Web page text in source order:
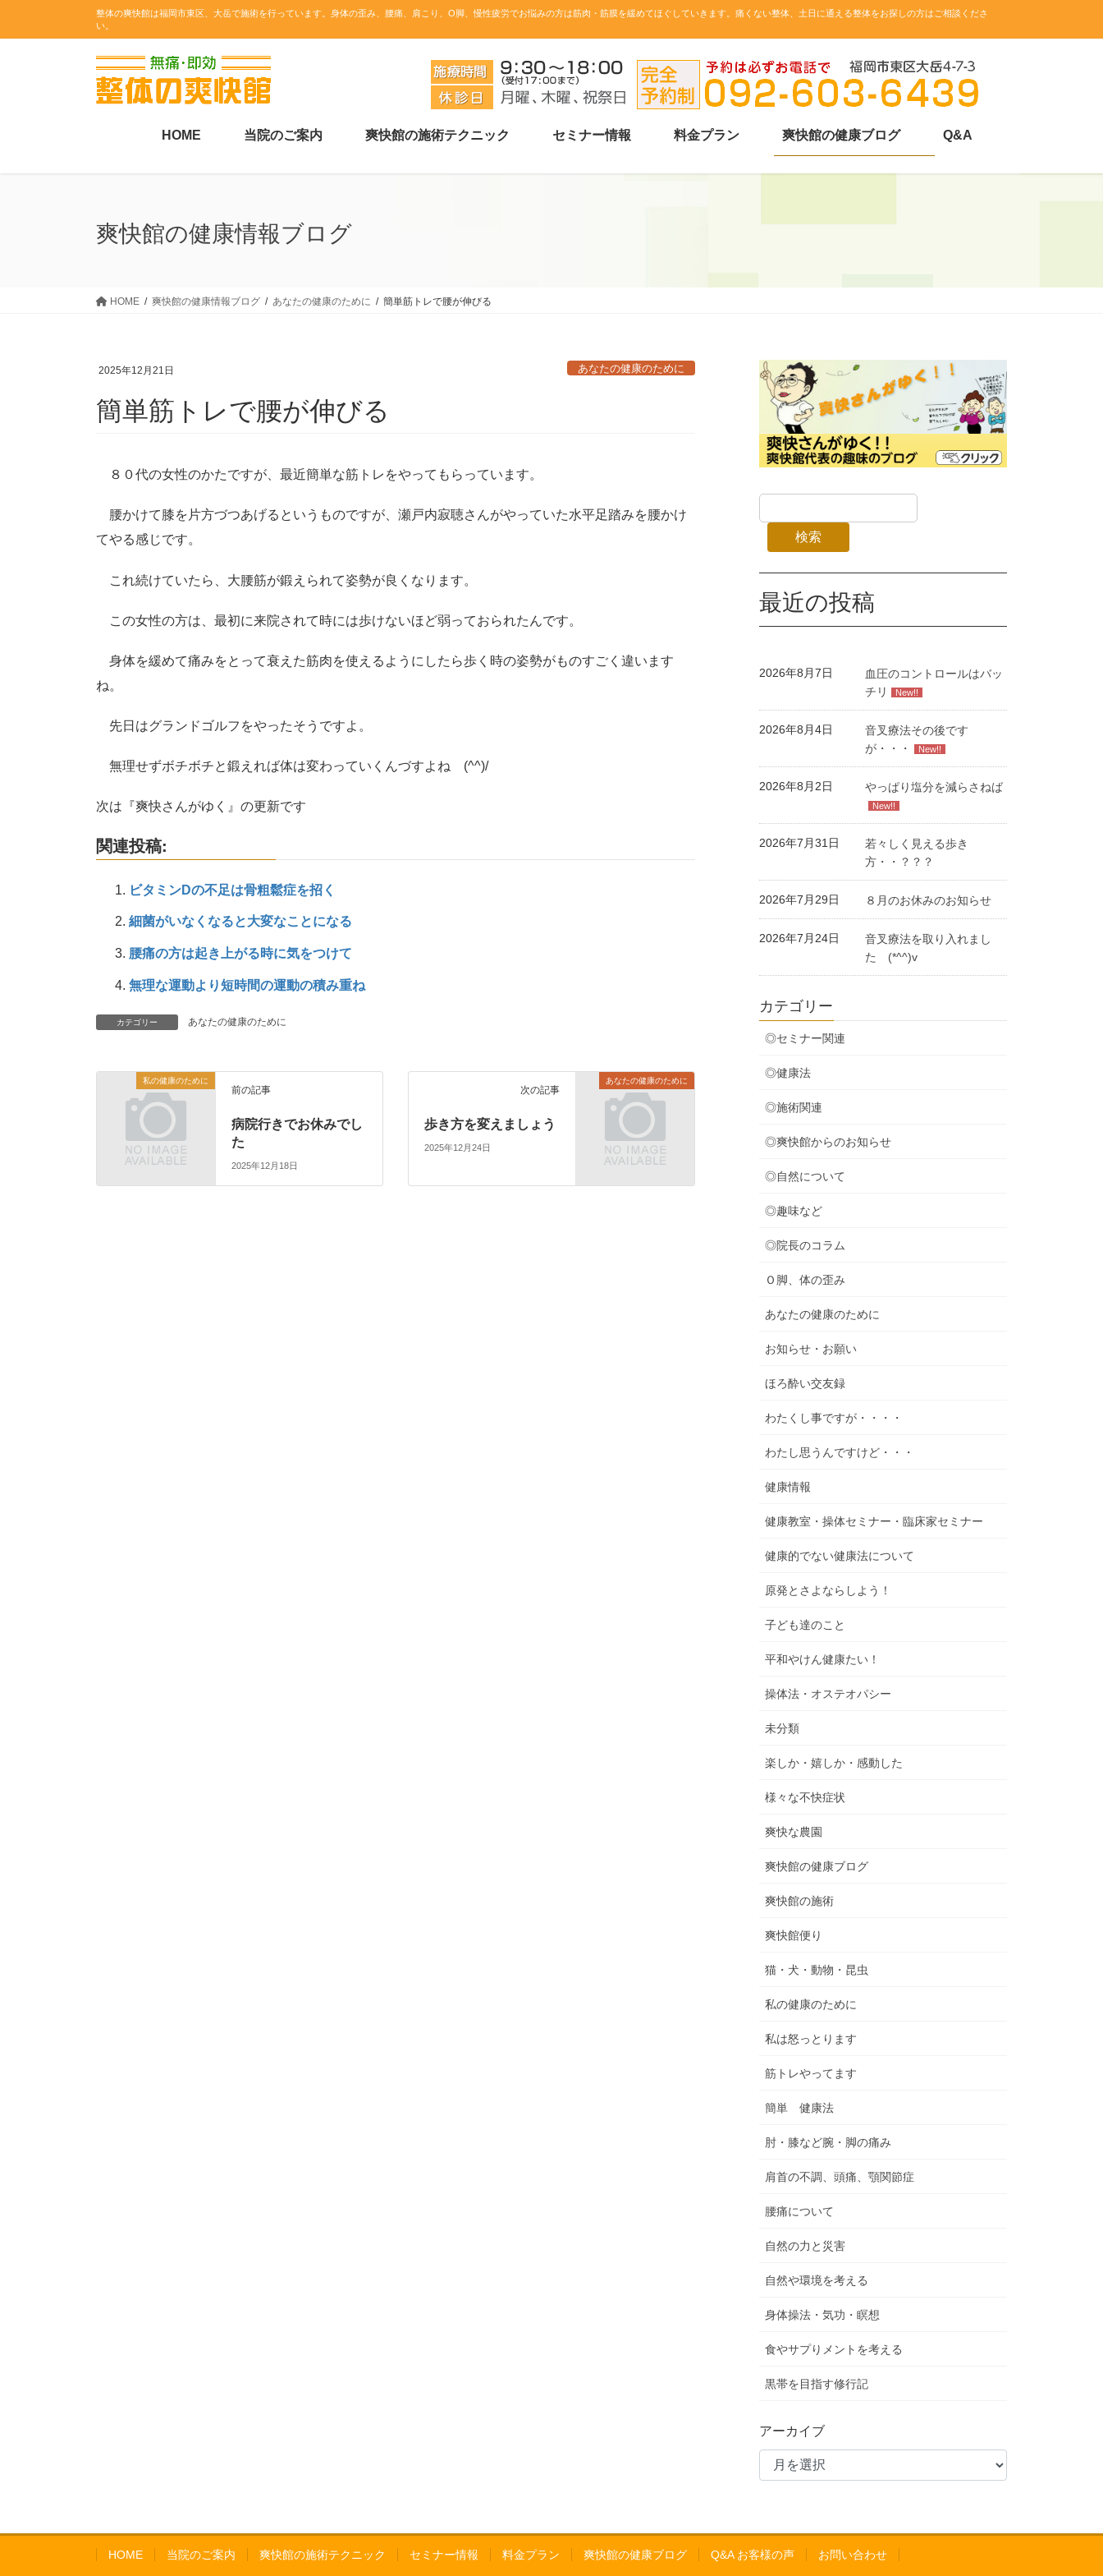
整体の爽快館は福岡市東区、大岳で施術を行っています。身体の歪み、腰痛、肩こり、O脚、慢性疲労でお悩みの方は筋肉・筋膜を緩めてほぐしていきます。痛くない整体、土日に通える整体をお探しの方はご相談くださ
い。
HOME 当院のご案内 爽快館の施術テクニック セミナー情報 料金プラン 爽快館の健康ブログ Q&A
爽快館の健康情報ブログ
HOME 爽快館の健康情報ブログ あなたの健康のために 簡単筋トレで腰が伸びる
2025年12月21日 あなたの健康のために
簡単筋トレで腰が伸びる
８０代の女性のかたですが、最近簡単な筋トレをやってもらっています。
腰かけて膝を片方づつあげるというものですが、瀬戸内寂聴さんがやっていた水平足踏みを腰かけ
てやる感じです。
これ続けていたら、大腰筋が鍛えられて姿勢が良くなります。
この女性の方は、最初に来院されて時には歩けないほど弱っておられたんです。
身体を緩めて痛みをとって衰えた筋肉を使えるようにしたら歩く時の姿勢がものすごく違います
ね。
先日はグランドゴルフをやったそうですよ。
無理せずボチボチと鍛えれば体は変わっていくんづすよね (^^)/
次は『爽快さんがゆく』の更新です
関連投稿:
ビタミンDの不足は骨粗鬆症を招く
細菌がいなくなると大変なことになる
腰痛の方は起き上がる時に気をつけて
無理な運動より短時間の運動の積み重ね
カテゴリー あなたの健康のために
私の健康のために
前の記事
病院行きでお休みでし
た
2025年12月18日
あなたの健康のために
次の記事
歩き方を変えましょう
2025年12月24日
検索
最近の投稿
2026年8月7日
血圧のコントロールはバッ
チリ
New!!
2026年8月4日
音叉療法その後です
が・・・
New!!
2026年8月2日 やっぱり塩分を減らさねば
New!!
2026年7月31日
若々しく見える歩き
方・・？？？
2026年7月29日 ８月のお休みのお知らせ
2026年7月24日
音叉療法を取り入れまし
た (*^^)v
カテゴリー
◎セミナー関連
◎健康法
◎施術関連
◎爽快館からのお知らせ
◎自然について
◎趣味など
◎院長のコラム
Ｏ脚、体の歪み
あなたの健康のために
お知らせ・お願い
ほろ酔い交友録
わたくし事ですが・・・・
わたし思うんですけど・・・
健康情報
健康教室・操体セミナー・臨床家セミナー
健康的でない健康法について
原発とさよならしよう！
子ども達のこと
平和やけん健康たい！
操体法・オステオパシー
未分類
楽しか・嬉しか・感動した
様々な不快症状
爽快な農園
爽快館の健康ブログ
爽快館の施術
爽快館便り
猫・犬・動物・昆虫
私の健康のために
私は怒っとります
筋トレやってます
簡単 健康法
肘・膝など腕・脚の痛み
肩首の不調、頭痛、顎関節症
腰痛について
自然の力と災害
自然や環境を考える
身体操法・気功・瞑想
食やサプりメントを考える
黒帯を目指す修行記
アーカイブ
HOME 当院のご案内 爽快館の施術テクニック セミナー情報 料金プラン 爽快館の健康ブログ Q&A お客様の声 お問い合わせ